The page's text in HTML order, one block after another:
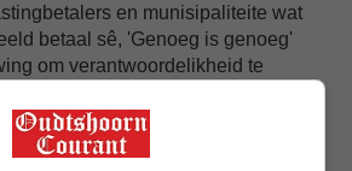
en munisipaliteite wat
betaal sê, 'Genoeg is genoeg'
om verantwoordelikheid te
is 'n skokkende voorbeeld van wat
regering toelaat dat eiebelang en